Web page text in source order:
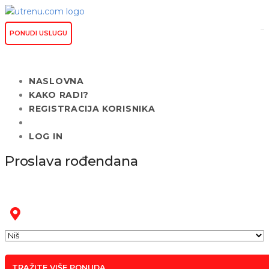
PONUDI USLUGU
NASLOVNA
KAKO RADI?
REGISTRACIJA KORISNIKA
LOG IN
Proslava rođendana